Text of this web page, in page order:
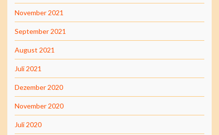
November 2021
September 2021
August 2021
Juli 2021
Dezember 2020
November 2020
Juli 2020